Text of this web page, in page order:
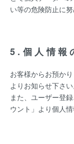
い等の危険防止に努
5.個人情報
お客様からお預か
よりお知らせ下さい
また、ユーザー登
ウント」より個人